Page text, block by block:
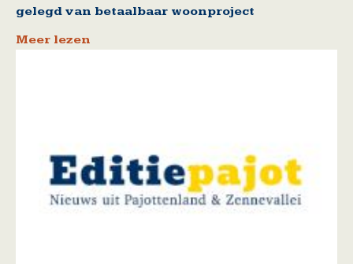
gelegd van betaalbaar woonproject
Meer lezen